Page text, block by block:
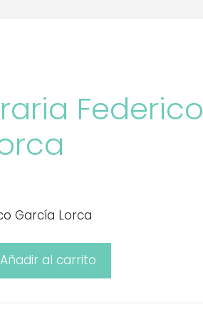
Federico
García Lorca
Añadir al carrito